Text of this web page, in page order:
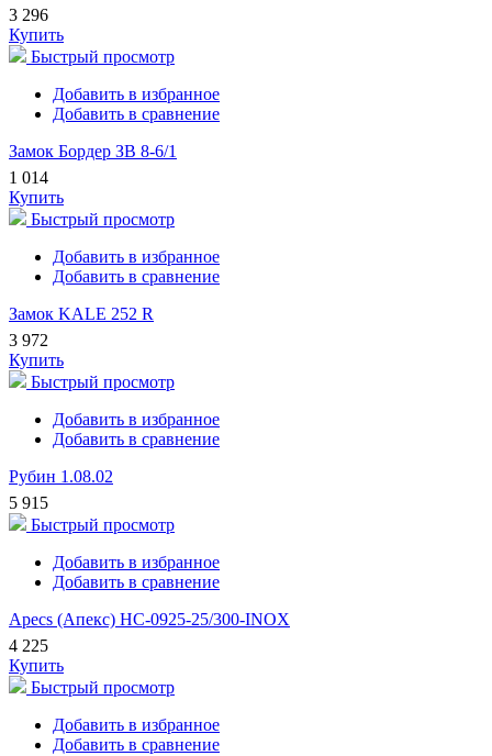
3 296
Купить
Быстрый просмотр
Добавить в избранное
Добавить в сравнение
Замок Бордер ЗВ 8-6/1
1 014
Купить
Быстрый просмотр
Добавить в избранное
Добавить в сравнение
Замок KALE 252 R
3 972
Купить
Быстрый просмотр
Добавить в избранное
Добавить в сравнение
Рубин 1.08.02
5 915
Быстрый просмотр
Добавить в избранное
Добавить в сравнение
Apecs (Апекс) HC-0925-25/300-INOX
4 225
Купить
Быстрый просмотр
Добавить в избранное
Добавить в сравнение